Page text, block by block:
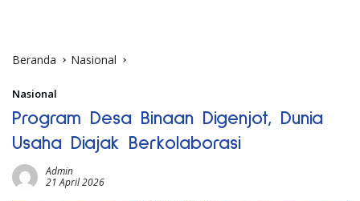
Beranda Nasional
Nasional
Program Desa Binaan Digenjot, Dunia
Usaha Diajak Berkolaborasi
Admin
21 April 2026